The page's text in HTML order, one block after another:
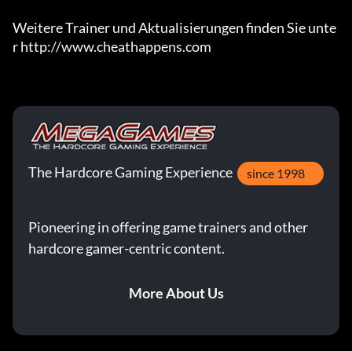
Weitere Trainer und Aktualisierungen finden Sie unte
r http://www.cheathappens.com
The Hardcore Gaming Experience since 1998
Pioneering in offering game trainers and other
hardcore gamer-centric content.
More About Us